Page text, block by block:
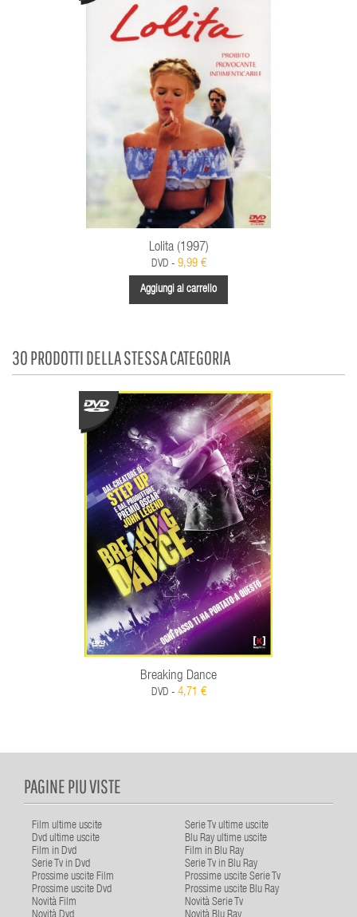
Lolita (1997)
DVD - 9,99 €
Aggiungi al carrello
30 PRODOTTI DELLA STESSA CATEGORIA
Breaking Dance
DVD - 4,71 €
PAGINE PIU VISTE
Film ultime uscite
Serie Tv ultime uscite
Dvd ultime uscite
Blu Ray ultime uscite
Film in Dvd
Film in Blu Ray
Serie Tv in Dvd
Serie Tv in Blu Ray
Prossime uscite Film
Prossime uscite Serie Tv
Prossime uscite Dvd
Prossime uscite Blu Ray
Novità Film
Novità Serie Tv